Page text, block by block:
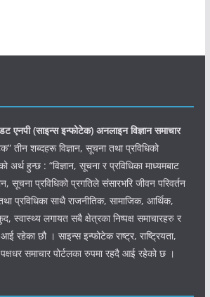
एनपी (साइन्सइन्फोटेक) अनलाइन विज्ञान समाचार
तीन शब्दहरू विज्ञान, सूचना तथा प्रविधिको
हुन्छ : “विज्ञान, सूचना र प्रविधिका माध्यमबाट
सूचना प्रविधिको प्रगतिले संसारभरि जीवन परिवर्तन
प्रविधिका साथै राजनीतिक, सामाजिक, आर्थिक,
स्वास्थ्य लगायत सबै क्षेत्रका निष्पक्ष समाचारहरु र
रहेका छौ । साइन्स इन्फोटेक राष्ट्र, राष्ट्रियता,
समाचार पोर्टलका रुपमा रहदै आई रहेको छ ।